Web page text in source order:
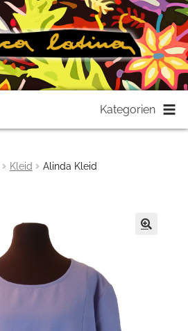
Kategorien
Kleid Alinda Kleid